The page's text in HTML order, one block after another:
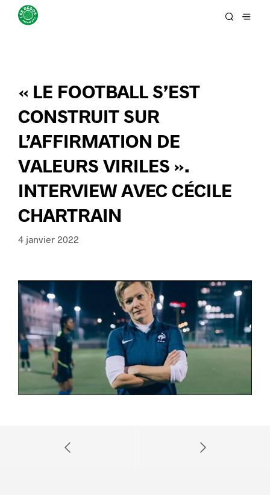
« LE FOOTBALL S’EST
CONSTRUIT SUR
L’AFFIRMATION DE
VALEURS VIRILES ».
INTERVIEW AVEC CÉCILE
CHARTRAIN
4 janvier 2022